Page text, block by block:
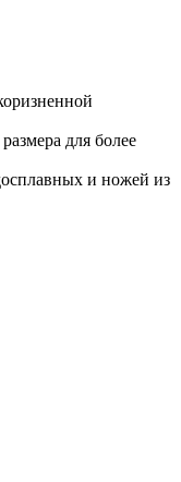
для более
и ножей из